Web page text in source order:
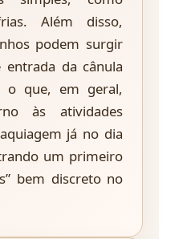
Além disso,
podem surgir
da cânula
o que, em geral,
às atividades
já no dia
um primeiro
bem discreto no